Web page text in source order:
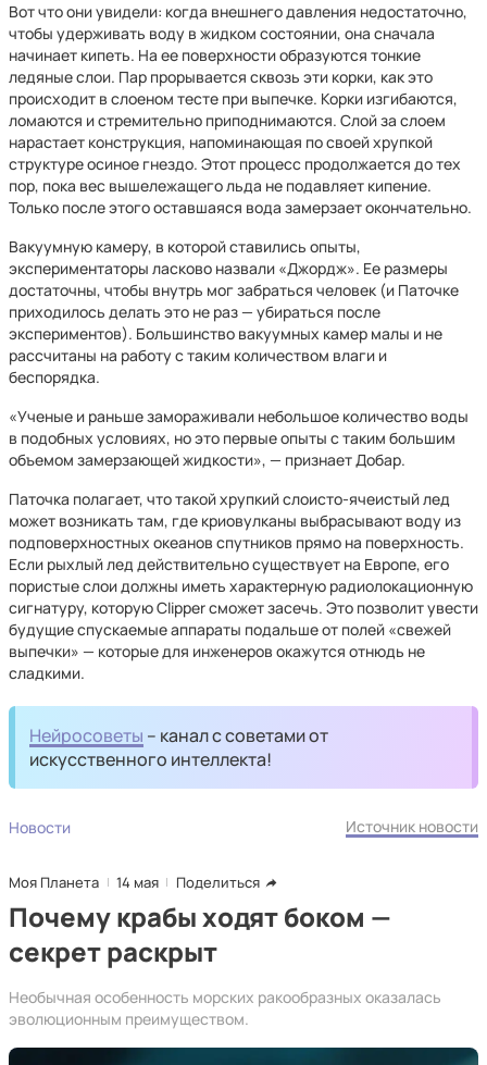
Вот что они увидели: когда внешнего давления недостаточно,
чтобы удерживать воду в жидком состоянии, она сначала
начинает кипеть. На ее поверхности образуются тонкие
ледяные слои. Пар прорывается сквозь эти корки, как это
происходит в слоеном тесте при выпечке. Корки изгибаются,
ломаются и стремительно приподнимаются. Слой за слоем
нарастает конструкция, напоминающая по своей хрупкой
структуре осиное гнездо. Этот процесс продолжается до тех
пор, пока вес вышележащего льда не подавляет кипение.
Только после этого оставшаяся вода замерзает окончательно.
Вакуумную камеру, в которой ставились опыты,
экспериментаторы ласково назвали «Джордж». Ее размеры
достаточны, чтобы внутрь мог забраться человек (и Паточке
приходилось делать это не раз — убираться после
экспериментов). Большинство вакуумных камер малы и не
рассчитаны на работу с таким количеством влаги и
беспорядка.
«Ученые и раньше замораживали небольшое количество воды
в подобных условиях, но это первые опыты с таким большим
объемом замерзающей жидкости», — признает Добар.
Паточка полагает, что такой хрупкий слоисто-ячеистый лед
может возникать там, где криовулканы выбрасывают воду из
подповерхностных океанов спутников прямо на поверхность.
Если рыхлый лед действительно существует на Европе, его
пористые слои должны иметь характерную радиолокационную
сигнатуру, которую Clipper сможет засечь. Это позволит увести
будущие спускаемые аппараты подальше от полей «свежей
выпечки» — которые для инженеров окажутся отнюдь не
сладкими.
Нейросоветы – канал с советами от
искусственного интеллекта!
Новости Источник новости
Моя Планета 14 мая Поделиться
Почему крабы ходят боком —
секрет раскрыт
Необычная особенность морских ракообразных оказалась
эволюционным преимуществом.